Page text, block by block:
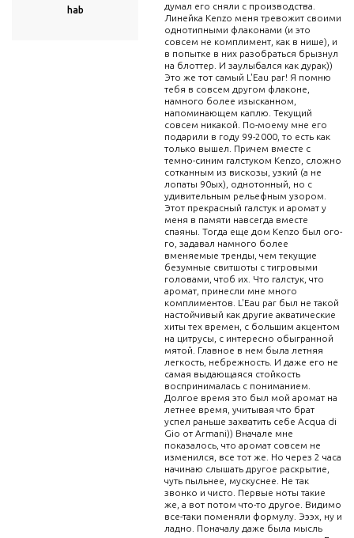
hab
думал его сняли с производства.
Линейка Kenzo меня тревожит своими
однотипными флаконами (и это
совсем не комплимент, как в нише), и
в попытке в них разобраться брызнул
на блоттер. И заулыбался как дурак))
Это же тот самый L'Eau par! Я помню
тебя в совсем другом флаконе,
намного более изысканном,
напоминающем каплю. Текущий
совсем никакой. По-моему мне его
подарили в году 99-2000, то есть как
только вышел. Причем вместе с
темно-синим галстуком Kenzo, сложно
сотканным из вискозы, узкий (а не
лопаты 90ых), однотонный, но с
удивительным рельефным узором.
Этот прекрасный галстук и аромат у
меня в памяти навсегда вместе
спаяны. Тогда еще дом Kenzo был ого-
го, задавал намного более
вменяемые тренды, чем текущие
безумные свитшоты с тигровыми
головами, чтоб их. Что галстук, что
аромат, принесли мне много
комплиментов. L'Eau par был не такой
настойчивый как другие акватические
хиты тех времен, с большим акцентом
на цитрусы, с интересно обыгранной
мятой. Главное в нем была летняя
легкость, небрежность. И даже его не
самая выдающаяся стойкость
воспринималась с пониманием.
Долгое время это был мой аромат на
летнее время, учитывая что брат
успел раньше захватить себе Acqua di
Gio от Armani)) Вначале мне
показалось, что аромат совсем не
изменился, все тот же. Но через 2 часа
начинаю слышать другое раскрытие,
чуть пыльнее, мускуснее. Не так
звонко и чисто. Первые ноты такие
же, а вот потом что-то другое. Видимо
все-таки поменяли формулу. Эээх, ну и
ладно. Поначалу даже была мысль